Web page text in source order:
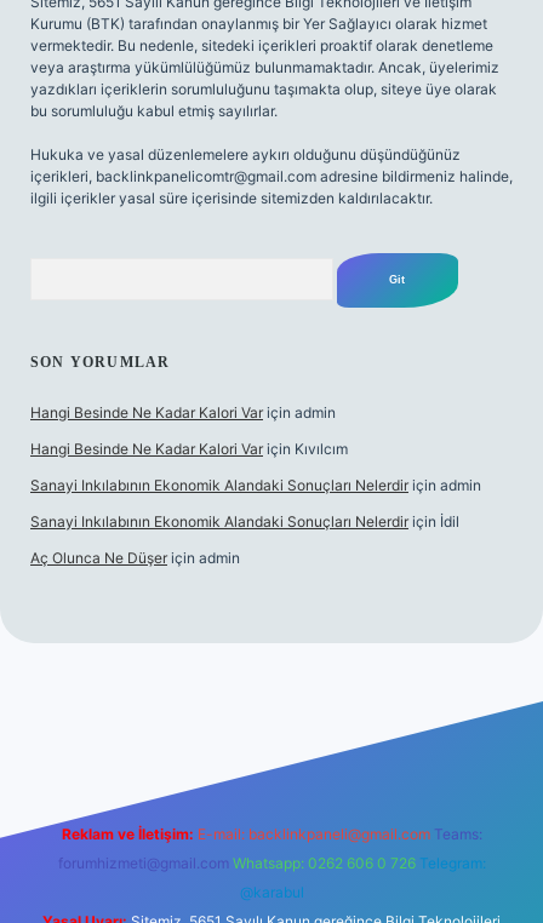
Kurumu (BTK) tarafından onaylanmış bir Yer Sağlayıcı olarak hizmet
vermektedir. Bu nedenle, sitedeki içerikleri proaktif olarak denetleme
veya araştırma yükümlülüğümüz bulunmamaktadır. Ancak, üyelerimiz
yazdıkları içeriklerin sorumluluğunu taşımakta olup, siteye üye olarak
bu sorumluluğu kabul etmiş sayılırlar.
Hukuka ve yasal düzenlemelere aykırı olduğunu düşündüğünüz
içerikleri, backlinkpanelicomtr@gmail.com adresine bildirmeniz halinde,
ilgili içerikler yasal süre içerisinde sitemizden kaldırılacaktır.
SON YORUMLAR
Hangi Besinde Ne Kadar Kalori Var için admin
Hangi Besinde Ne Kadar Kalori Var için Kıvılcım
Sanayi Inkılabının Ekonomik Alandaki Sonuçları Nelerdir için admin
Sanayi Inkılabının Ekonomik Alandaki Sonuçları Nelerdir için İdil
Aç Olunca Ne Düşer için admin
Reklam ve İletişim: E-mail: backlinkpaneli@gmail.com Teams:
forumhizmeti@gmail.com Whatsapp: 0262 606 0 726 Telegram:
@karabul